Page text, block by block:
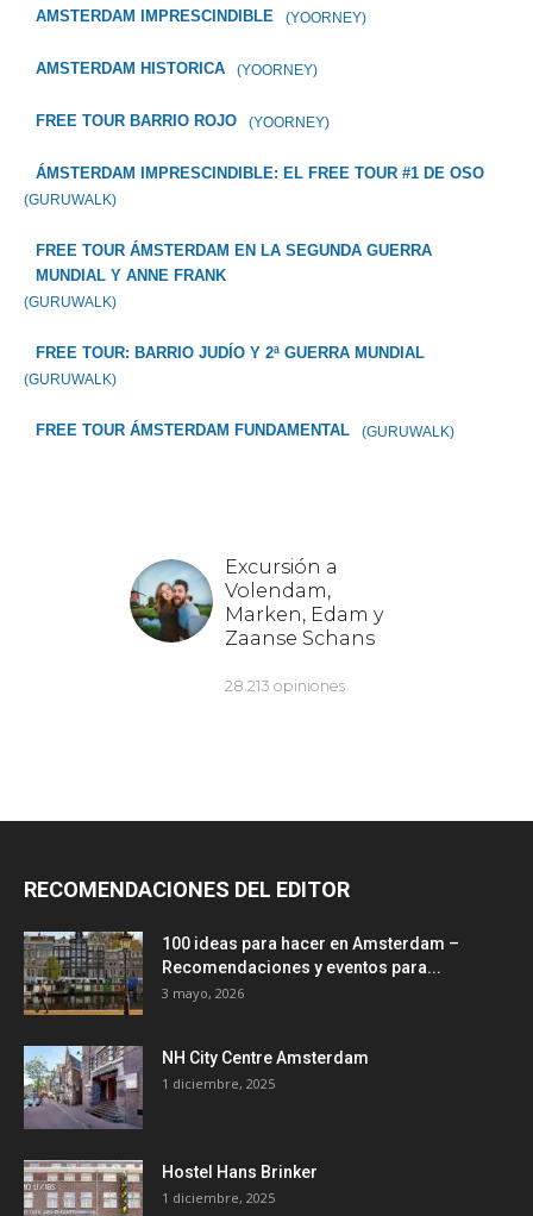
AMSTERDAM IMPRESCINDIBLE (YOORNEY)
AMSTERDAM HISTORICA (YOORNEY)
FREE TOUR BARRIO ROJO (YOORNEY)
ÁMSTERDAM IMPRESCINDIBLE: EL FREE TOUR #1 DE OSO
(GURUWALK)
FREE TOUR ÁMSTERDAM EN LA SEGUNDA GUERRA
MUNDIAL Y ANNE FRANK
(GURUWALK)
FREE TOUR: BARRIO JUDÍO Y 2ª GUERRA MUNDIAL
(GURUWALK)
FREE TOUR ÁMSTERDAM FUNDAMENTAL (GURUWALK)
RECOMENDACIONES DEL EDITOR
100 ideas para hacer en Amsterdam –
Recomendaciones y eventos para...
3 mayo, 2026
NH City Centre Amsterdam
1 diciembre, 2025
Hostel Hans Brinker
1 diciembre, 2025